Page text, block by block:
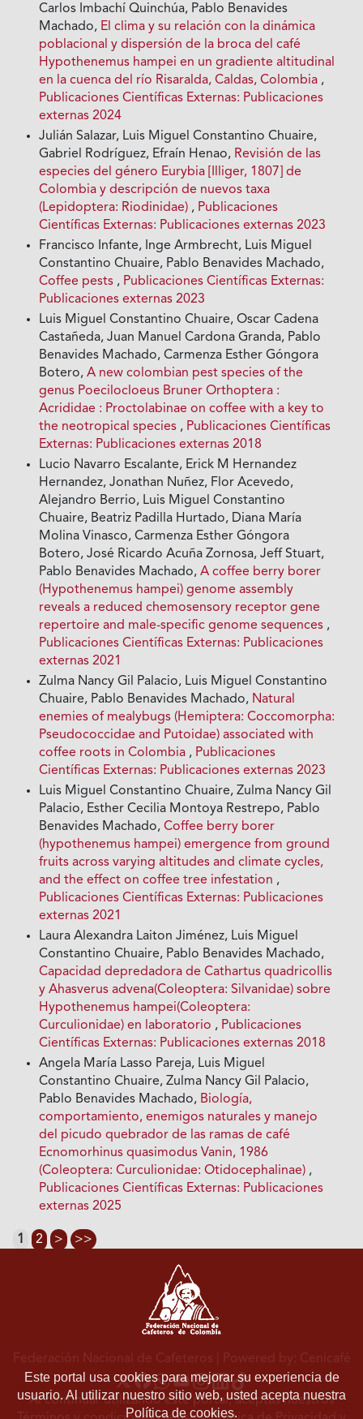
Carlos Imbachí Quinchúa, Pablo Benavides
Machado, El clima y su relación con la dinámica
poblacional y dispersión de la broca del café
Hypothenemus hampei en un gradiente altitudinal
en la cuenca del río Risaralda, Caldas, Colombia ,
Publicaciones Científicas Externas: Publicaciones
externas 2024
Julián Salazar, Luis Miguel Constantino Chuaire,
Gabriel Rodríguez, Efraín Henao, Revisión de las
especies del género Eurybia [Illiger, 1807] de
Colombia y descripción de nuevos taxa
(Lepidoptera: Riodinidae) , Publicaciones
Científicas Externas: Publicaciones externas 2023
Francisco Infante, Inge Armbrecht, Luis Miguel
Constantino Chuaire, Pablo Benavides Machado,
Coffee pests , Publicaciones Científicas Externas:
Publicaciones externas 2023
Luis Miguel Constantino Chuaire, Oscar Cadena
Castañeda, Juan Manuel Cardona Granda, Pablo
Benavides Machado, Carmenza Esther Góngora
Botero,A new colombian pest species of the
genus Poecilocloeus Bruner Orthoptera :
Acrididae : Proctolabinae on coffee with a key to
the neotropical species , Publicaciones Científicas
Externas: Publicaciones externas 2018
Lucio Navarro Escalante, Erick M Hernandez
Hernandez, Jonathan Nuñez, Flor Acevedo,
Alejandro Berrio, Luis Miguel Constantino
Chuaire, Beatriz Padilla Hurtado, Diana María
Molina Vinasco, Carmenza Esther Góngora
Botero, José Ricardo Acuña Zornosa, Jeff Stuart,
Pablo Benavides Machado,A coffee berry borer
(Hypothenemus hampei) genome assembly
reveals a reduced chemosensory receptor gene
repertoire and male-specific genome sequences ,
Publicaciones Científicas Externas: Publicaciones
externas 2021
Zulma Nancy Gil Palacio, Luis Miguel Constantino
Chuaire, Pablo Benavides Machado, Natural
enemies of mealybugs (Hemiptera: Coccomorpha:
Pseudococcidae and Putoidae) associated with
coffee roots in Colombia , Publicaciones
Científicas Externas: Publicaciones externas 2023
Luis Miguel Constantino Chuaire, Zulma Nancy Gil
Palacio, Esther Cecilia Montoya Restrepo, Pablo
Benavides Machado,Coffee berry borer
(hypothenemus hampei) emergence from ground
fruits across varying altitudes and climate cycles,
and the effect on coffee tree infestation ,
Publicaciones Científicas Externas: Publicaciones
externas 2021
Laura Alexandra Laiton Jiménez, Luis Miguel
Constantino Chuaire, Pablo Benavides Machado,
Capacidad depredadora de Cathartus quadricollis
y Ahasverus advena(Coleoptera: Silvanidae) sobre
Hypothenemus hampei(Coleoptera:
Curculionidae) en laboratorio , Publicaciones
Científicas Externas: Publicaciones externas 2018
Angela María Lasso Pareja, Luis Miguel
Constantino Chuaire, Zulma Nancy Gil Palacio,
Pablo Benavides Machado, Biología,
comportamiento, enemigos naturales y manejo
del picudo quebrador de las ramas de café
Ecnomorhinus quasimodus Vanin, 1986
(Coleoptera: Curculionidae: Otidocephalinae) ,
Publicaciones Científicas Externas: Publicaciones
externas 2025
1 2 > >>
Este portal usa cookies para mejorar su experiencia de
usuario. Al utilizar nuestro sitio web, usted acepta nuestra
Política de cookies.
Federación Nacional de Cafeteros | Powered by: Cenicafé
Al continuar utilizando este portal, aceptas nuestros